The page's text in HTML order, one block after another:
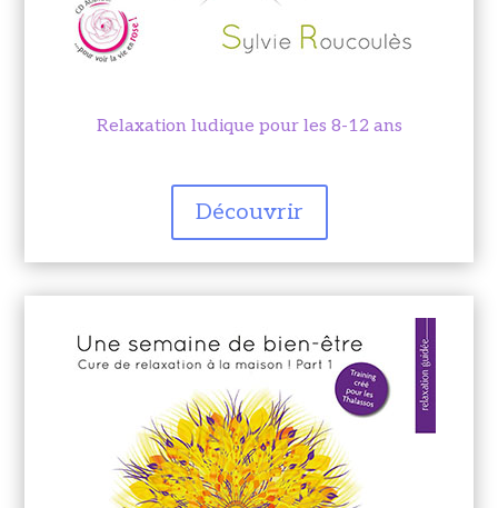
Relaxation ludique pour les 8-12 ans
Découvrir